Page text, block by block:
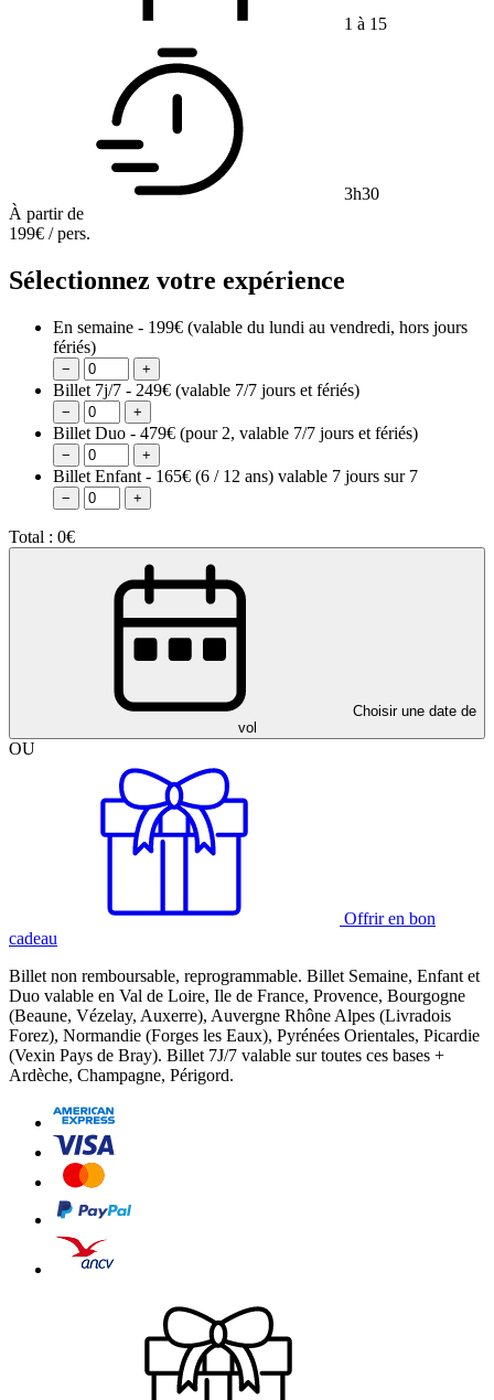
1 à 15
3h30
À partir de
199€ / pers.
Sélectionnez votre expérience
En semaine - 199€ (valable du lundi au vendredi, hors jours
fériés)
− +
Billet 7j/7 - 249€ (valable 7/7 jours et fériés)
− +
Billet Duo - 479€ (pour 2, valable 7/7 jours et fériés)
− +
Billet Enfant - 165€ (6 / 12 ans) valable 7 jours sur 7
− +
Total : 0€
vol
OU
Offrir en bon
cadeau
Billet non remboursable, reprogrammable. Billet Semaine, Enfant et
Duo valable en Val de Loire, Ile de France, Provence, Bourgogne
(Beaune, Vézelay, Auxerre), Auvergne Rhône Alpes (Livradois
Forez), Normandie (Forges les Eaux), Pyrénées Orientales, Picardie
(Vexin Pays de Bray). Billet 7J/7 valable sur toutes ces bases +
Ardèche, Champagne, Périgord.